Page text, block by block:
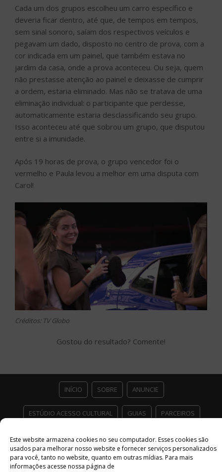
Este website armazena cookies no seu computador. Esses cookies são
usados ​​para melhorar nosso website e fornecer serviços personalizados
para você, tanto no website, quanto em outras mídias. Para mais
informações acesse nossa página de
Cada um dos grupos escolheu um carro específico e
deveria ficar dentro, até que, de tempos em tempos,
sem sinal sonoro, saíam dos respectivos veículos e
pegavam um dado, disposto no centro de prova, com a
cor indicada em um painel, que também estava no
jardim da casa, onde a prova aconteceu. Ou seja, quem
não prestasse atenção ao painel e deixasse de cumprir
a ordem, estaria eliminado. Mas não se tratava de uma
eliminação individual: o participante que perdesse,
automaticamente estaria desclassificando seu grupo.
Isso aconteceu até que sobrou um grupo, que disputou
entre si a imunidade.
Após 19 horas de prova, o grupo vencedor foi o
vermelho e Paula levou a melhor em uma disputa com
Carol!
Créditos: TV Globo
Gostou do resultado? Comente!
INÍCIO SOBRE ANUNCIE
ESTÚDIO ACESSO CULTURAL GUIAS PARCEIROS
CONTATO POLÍTICA DE PRIVACIDADE
Facebook
TwitterInstagram
Youtube